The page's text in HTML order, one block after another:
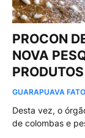
PROCON
NOVA
GUARAPUAVA
Desta vez, o
de colombas e